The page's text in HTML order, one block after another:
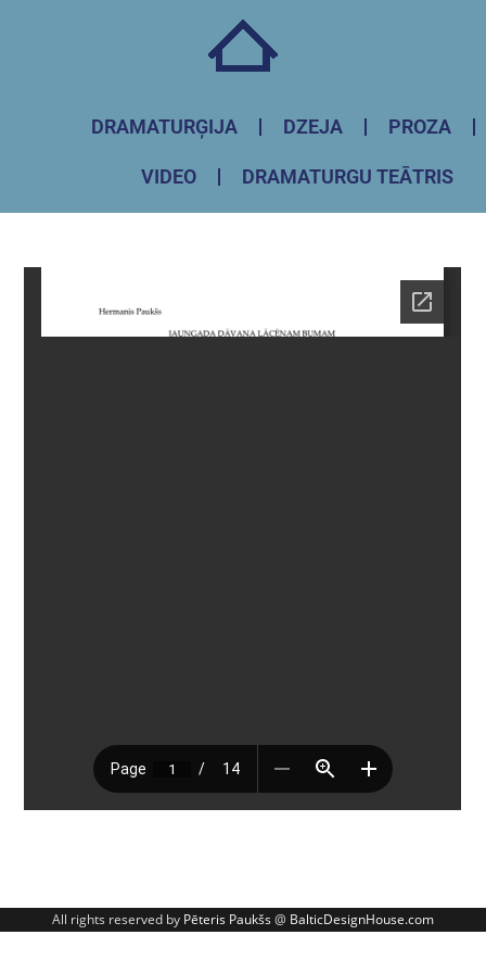
DRAMATURĢIJA DZEJA PROZA
VIDEO DRAMATURGU TEĀTRIS
All rights reserved by Pēteris Paukšs@ BalticDesignHouse.com